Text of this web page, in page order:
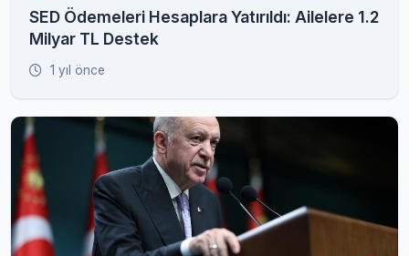
SED Ödemeleri Hesaplara Yatırıldı: Ailelere 1.2
Milyar TL Destek
1 yıl önce